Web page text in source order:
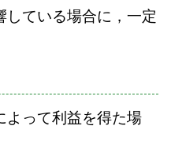
ている場合に，一定
よって利益を得た場